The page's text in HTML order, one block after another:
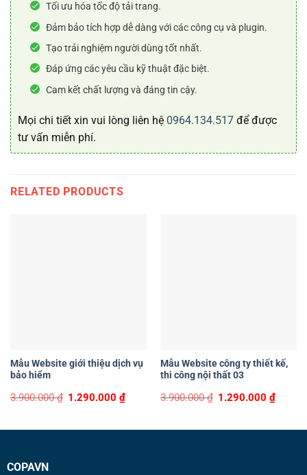
Tối ưu hóa tốc độ tải trang.
Đảm bảo tích hợp dễ dàng với các công cụ và plugin.
Tạo trải nghiệm người dùng tốt nhất.
Đáp ứng các yêu cầu kỹ thuật đặc biệt.
Cam kết chất lượng và đáng tin cậy.
Mọi chi tiết xin vui lòng liên hệ 0964.134.517 để được
tư vấn miễn phí.
RELATED PRODUCTS
Mẫu Website giới thiệu dịch vụ
bảo hiểm
3.900.000₫ Original
1.290.000₫Current
Mẫu Website công ty thiết kế,
thi công nội thất 03
3.900.000₫ Original
1.290.000₫Current
COPAVN